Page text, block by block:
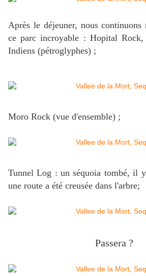
Après le déjeuner, nous continuons
ce parc incroyable : Hopital
Indiens (pétroglyphes) ;
Moro Rock (vue d'ensemble) ;
Tunnel Log : un séquoia tombé, il
une route a été creusée dans l'arbre;
Passera ?